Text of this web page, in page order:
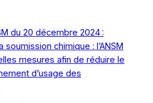
du 20 décembre 2024 :
soumission chimique : l’ANSM
mesures afin de réduire le
d’usage des